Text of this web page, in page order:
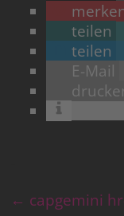
teilen
teilen
E-Mail
← capgemini